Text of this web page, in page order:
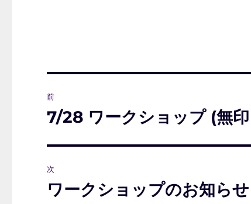
稿
ゲ
前
前
投
稿:
7/28 ワークショップ (無
次
次
ワークショップのお知ら